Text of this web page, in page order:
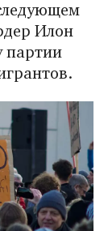
Илон
партии